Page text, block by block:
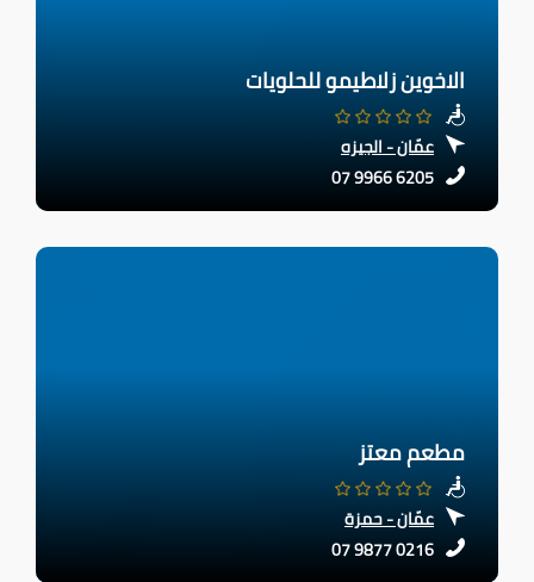
الاخوين زلاطيمو للحلويات
عمّان - الجيزه
07 9966 6205
مطعم معتز
عمّان - حمزة
07 9877 0216